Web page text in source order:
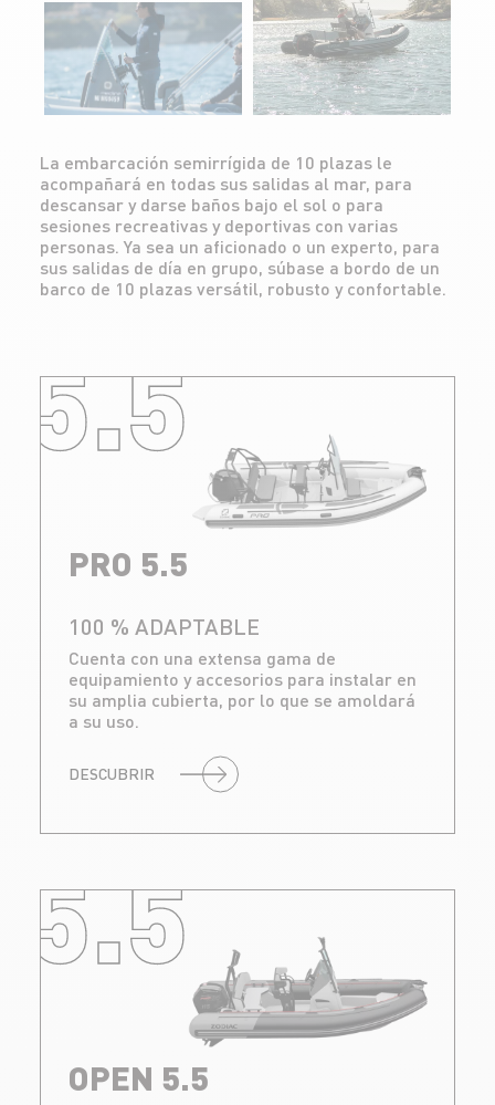
La embarcación semirrígida de 10 plazas le
acompañará en todas sus salidas al mar, para
descansar y darse baños bajo el sol o para
sesiones recreativas y deportivas con varias
personas. Ya sea un aficionado o un experto, para
sus salidas de día en grupo, súbase a bordo de un
barco de 10 plazas versátil, robusto y confortable.
5.5
PRO 5.5
100 % ADAPTABLE
Cuenta con una extensa gama de
equipamiento y accesorios para instalar en
su amplia cubierta, por lo que se amoldará
a su uso.
DESCUBRIR
5.5
OPEN 5.5